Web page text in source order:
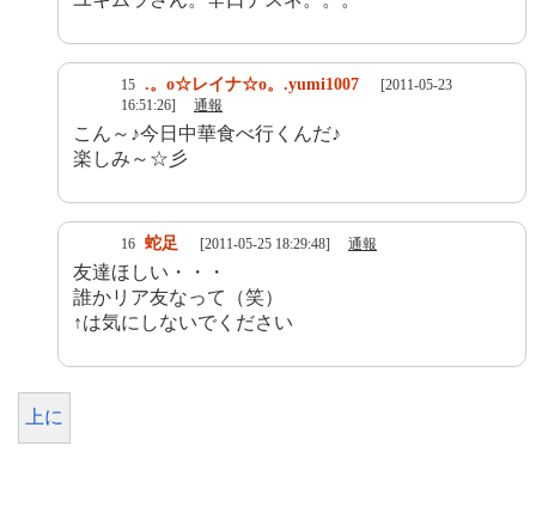
15 .。o☆レイナ☆o。.yumi1007
[2011-05-23
16:51:26]
通報
こん～♪今日中華食べ行くんだ♪
楽しみ～☆彡
16 蛇足 [2011-05-25 18:29:48] 通報
友達ほしい・・・
誰かリア友なって（笑）
↑は気にしないでください
上に